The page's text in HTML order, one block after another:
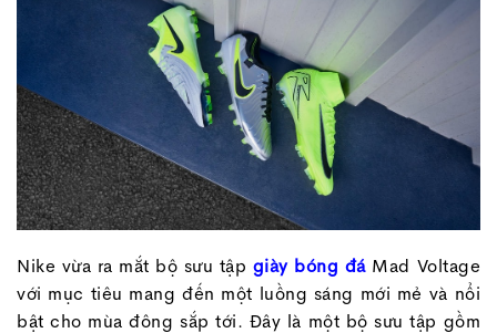
Nike vừa ra mắt bộ sưu tập giày bóng đáMad Voltage
với mục tiêu mang đến một luồng sáng mới mẻ và nổi
bật cho mùa đông sắp tới. Đây là một bộ sưu tập gồm